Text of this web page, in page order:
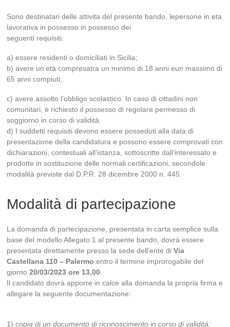
Sono destinatari delle attivita del presente bando, lepersone in eta
lavorativa in possesso in possesso dei
seguenti requisiti:
a) essere residenti o domiciliati in Sicilia;
b) avere un’età compresatra un minimo di 18 anni eun massimo di
65 anni compiuti;
c) avere assolto l’obbligo scolastico. In caso di cittadini non
comunitari, è richiesto il possesso di regolare permesso di
soggiorno in corso di validità.
d) I suddetti requisiti devono essere posseduti alla data di
presentazione della candidatura e possono essere comprovati con
dichiarazioni, contestuali all’istanza, sottoscritte dall’interessato e
prodotte in sostituzione delle normali certificazioni, secondole
modalità previste dal D.P.R. 28 dicembre 2000 n. 445.
Modalità di partecipazione
La domanda di partecipazione, presentata in carta semplice sulla
base del modello Allegato 1 al presente bando, dovrà essere
presentata direttamente presso la sede dell’ente diVia
Castellana 110 – Palermo entro il termine improrogabile del
giorno20/03/2023 ore 13,00
Il candidato dovrà apporre in calce alla domanda la propria firma e
allegare la seguente documentazione:
1)copia di un documento di riconoscimento in corso di validità;